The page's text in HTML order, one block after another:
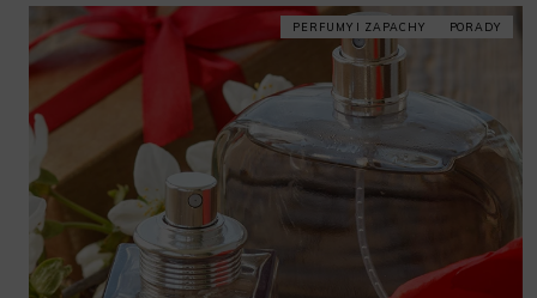
PERFUMY I ZAPACHY PORADY